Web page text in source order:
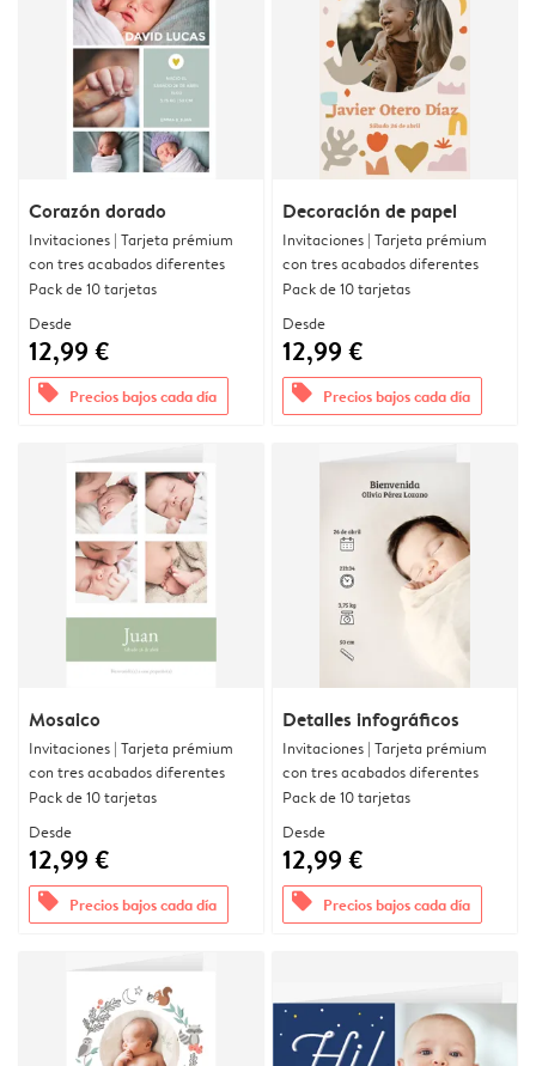
Corazón dorado
Invitaciones | Tarjeta prémium
con tres acabados diferentes
Pack de 10 tarjetas
Desde
12,99 €
offers Precios bajos cada día
Decoración de papel
Invitaciones | Tarjeta prémium
con tres acabados diferentes
Pack de 10 tarjetas
Desde
12,99 €
offers Precios bajos cada día
Mosaico
Invitaciones | Tarjeta prémium
con tres acabados diferentes
Pack de 10 tarjetas
Desde
12,99 €
offers Precios bajos cada día
Detalles infográficos
Invitaciones | Tarjeta prémium
con tres acabados diferentes
Pack de 10 tarjetas
Desde
12,99 €
offers Precios bajos cada día